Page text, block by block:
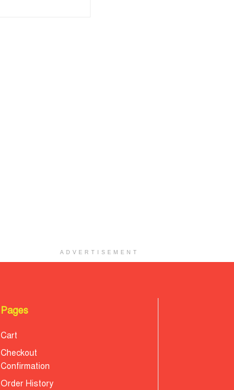
ADVERTISEMENT
Pages
Cart
Checkout
Confirmation
Order History